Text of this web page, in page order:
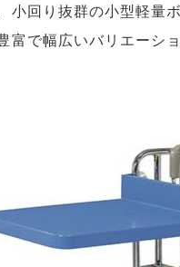
回り抜群の小型軽量ボ
富で幅広いバリエーシ